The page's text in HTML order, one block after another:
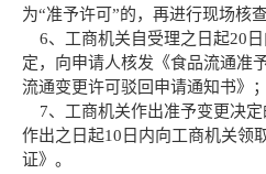
为“准予许可”的，再进行现场核
6、工商机关自受理之日起20
定，向申请人核发《食品流通准
流通变更许可驳回申请通知书》；
7、工商机关作出准予变更决定
作出之日起10日内向工商机关领
证》。